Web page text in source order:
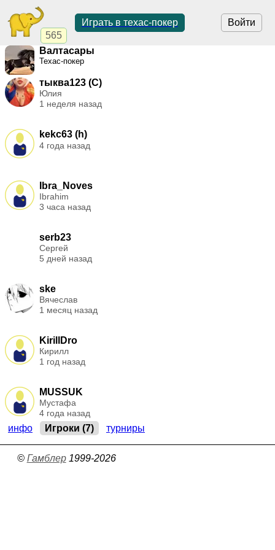
565
Войти
Играть в техас-покер
Валтасары
Техас-покер
тыква123 (C)
Юлия
1 неделя назад
kekc63 (h)
4 года назад
Ibra_Noves
Ibrahim
3 часа назад
serb23
Сергей
5 дней назад
ske
Вячеслав
1 месяц назад
KirillDro
Кирилл
1 год назад
MUSSUK
Мустафа
4 года назад
инфо Игроки (7) турниры
© Гамблер1999-2026